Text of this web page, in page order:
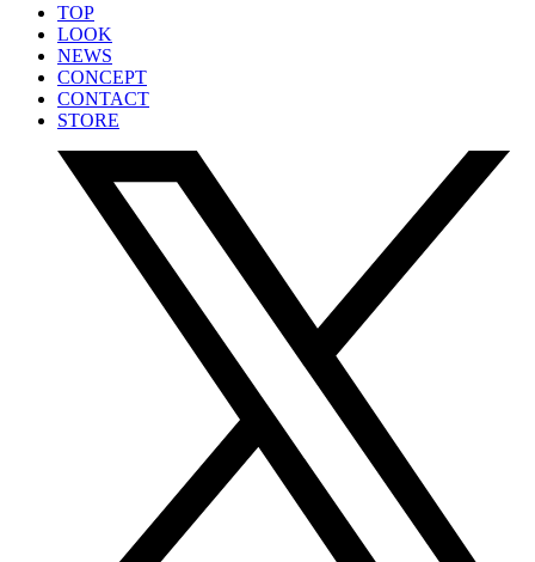
TOP
LOOK
NEWS
CONCEPT
CONTACT
STORE